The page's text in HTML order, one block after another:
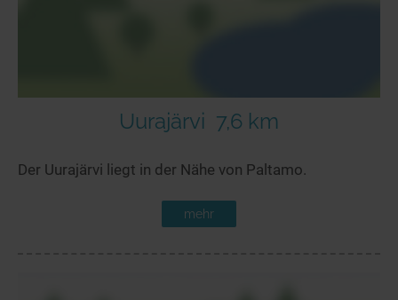
Uurajärvi 7,6 km
Der Uurajärvi liegt in der Nähe von Paltamo.
mehr